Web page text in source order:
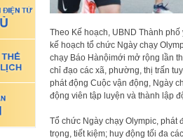
Theo Kế hoạch, UBND Thành
kế hoạch tổ chức Ngày chạy
chạy Báo Hànộimới mở rộng lần
chỉ đạo các xã, phường, thị trấn
phát động Cuộc vận động, Ngày
động viên tập luyện và thành lập
Tổ chức Ngày chạy Olympic, phát
trọng, tiết kiệm; huy động tối đa